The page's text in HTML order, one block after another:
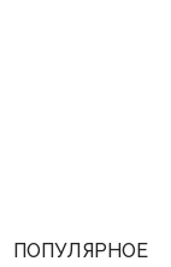
ПОПУЛЯРНОЕ